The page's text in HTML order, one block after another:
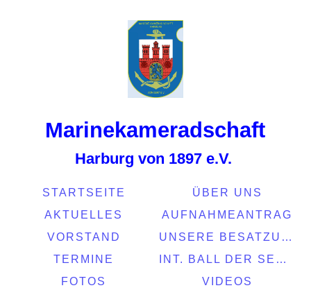
Marinekameradschaft
Harburg von 1897 e.V.
STARTSEITE
ÜBER UNS
AKTUELLES
AUFNAHMEANTRAG
VORSTAND
UNSERE BESATZUNG
TERMINE
INT. BALL DER SEEFAHRT 2022
FOTOS
VIDEOS